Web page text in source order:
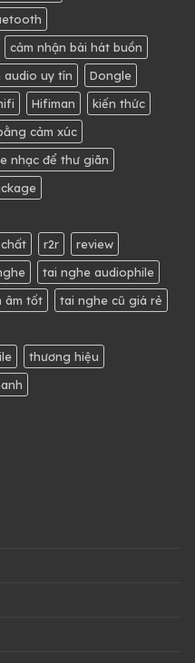
cảm nhận bài hát buồn
audio uy tín
Dongle
Hifiman
kiến thức
cảm xúc
nhạc để thư giãn
r2r
review
tai nghe audiophile
âm tốt
tai nghe cũ giá rẻ
thương hiệu